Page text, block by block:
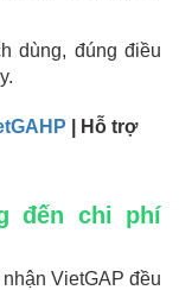
dùng, đúng điều
| Hỗ trợ
đến chi phí
VietGAP đều